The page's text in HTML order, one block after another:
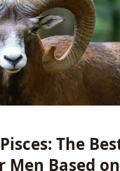
The
Men Based on